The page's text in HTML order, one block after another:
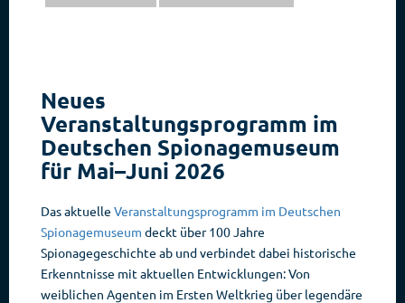
Neues
Veranstaltungsprogramm im
Deutschen Spionagemuseum
für Mai–Juni 2026
Das aktuelle Veranstaltungsprogramm im Deutschen
Spionagemuseum deckt über 100 Jahre
Spionagegeschichte ab und verbindet dabei historische
Erkenntnisse mit aktuellen Entwicklungen: Von
weiblichen Agenten im Ersten Weltkrieg über legendäre